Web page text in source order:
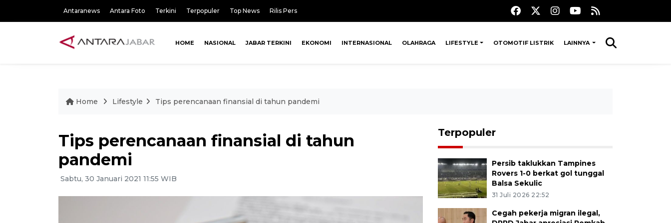
Antaranews Antara Foto Terkini Terpopuler Top News Rilis Pers
HOME NASIONAL JABAR TERKINI EKONOMI INTERNASIONAL OLAHRAGA LIFESTYLE OTOMOTIF LISTRIK LAINNYA
Home Lifestyle Tips perencanaan finansial di tahun pandemi
Tips perencanaan finansial di tahun
pandemi
Sabtu, 30 Januari 2021 11:55 WIB
Terpopuler
Persib taklukkan Tampines
Rovers 1-0 berkat gol tunggal
Balsa Sekulic
31 Juli 2026 22:52
Cegah pekerja migran ilegal,